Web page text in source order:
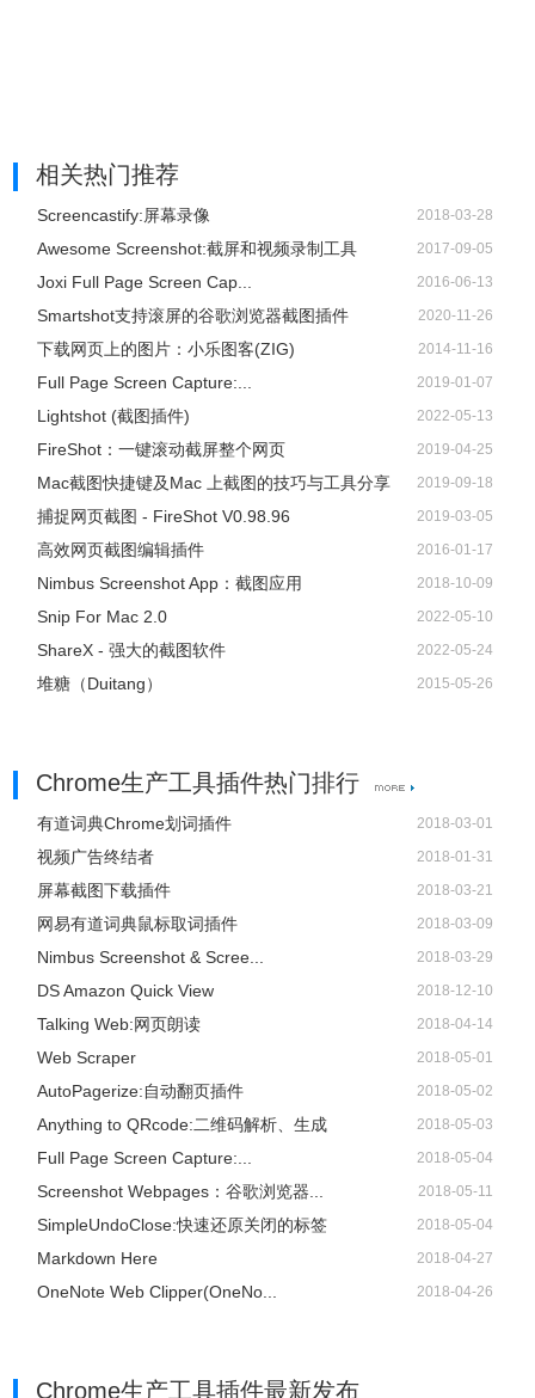
相关热门推荐
Screencastify:屏幕录像 2018-03-28
Awesome Screenshot:截屏和视频录制工具 2017-09-05
Joxi Full Page Screen Cap... 2016-06-13
Smartshot支持滚屏的谷歌浏览器截图插件 2020-11-26
下载网页上的图片：小乐图客(ZIG) 2014-11-16
Full Page Screen Capture:... 2019-01-07
Lightshot (截图插件) 2022-05-13
FireShot：一键滚动截屏整个网页 2019-04-25
Mac截图快捷键及Mac 上截图的技巧与工具分享 2019-09-18
捕捉网页截图 - FireShot V0.98.96 2019-03-05
高效网页截图编辑插件 2016-01-17
Nimbus Screenshot App：截图应用 2018-10-09
Snip For Mac 2.0 2022-05-10
ShareX - 强大的截图软件 2022-05-24
堆糖（Duitang） 2015-05-26
Chrome生产工具插件热门排行
有道词典Chrome划词插件 2018-03-01
视频广告终结者 2018-01-31
屏幕截图下载插件 2018-03-21
网易有道词典鼠标取词插件 2018-03-09
Nimbus Screenshot & Scree... 2018-03-29
DS Amazon Quick View 2018-12-10
Talking Web:网页朗读 2018-04-14
Web Scraper 2018-05-01
AutoPagerize:自动翻页插件 2018-05-02
Anything to QRcode:二维码解析、生成 2018-05-03
Full Page Screen Capture:... 2018-05-04
Screenshot Webpages：谷歌浏览器... 2018-05-11
SimpleUndoClose:快速还原关闭的标签 2018-05-04
Markdown Here 2018-04-27
OneNote Web Clipper(OneNo... 2018-04-26
Chrome生产工具插件最新发布